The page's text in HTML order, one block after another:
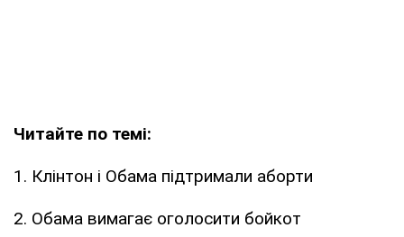
Читайте по темі:
1. Клінтон і Обама підтримали аборти
2. Обама вимагає оголосити бойкот